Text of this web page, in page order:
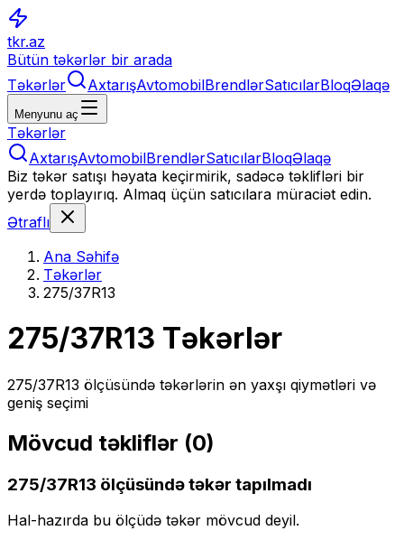
tkr.az
Bütün təkərlər bir arada
Təkərlər
AxtarışAvtomobilBrendlərSatıcılarBloqƏlaqə
Menyunu aç
Təkərlər
AxtarışAvtomobilBrendlərSatıcılarBloqƏlaqə
Biz təkər satışı həyata keçirmirik, sadəcə təklifləri bir
yerdə toplayırıq. Almaq üçün satıcılara müraciət edin.
Ətraflı
Ana Səhifə
Təkərlər
275/37R13
275/37R13 Təkərlər
275/37R13 ölçüsündə təkərlərin ən yaxşı qiymətləri və
geniş seçimi
Mövcud təkliflər (0)
275/37R13 ölçüsündə təkər tapılmadı
Hal-hazırda bu ölçüdə təkər mövcud deyil.